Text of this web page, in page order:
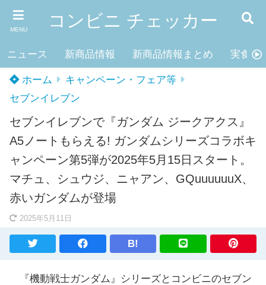
MENU コンビニ チェッカー
ニュース 新商品情報 新商品情報まとめ 実食レ
ホーム
キャンペーン・フェア等
セブンイレブン
セブンイレブンで『ガンダム ジークアクス』
A5ノートもらえる! ガンダムシリーズコラボキ
ャンペーン第5弾が2025年5月15日スタート。
マチュ、シュウジ、ニャアン、GQuuuuuuX、
赤いガンダムが登場
2025年5月11日
B!
『機動戦士ガンダム』シリーズとコンビニのセブン